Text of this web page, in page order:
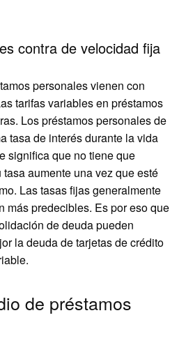
contra de velocidad fija
personales vienen con
tarifas variables en préstamos
Los préstamos personales de
tasa de interés durante la vida
significa que no tiene que
aumente una vez que esté
Las tasas fijas generalmente
más predecibles. Es por eso que
de deuda pueden
la deuda de tarjetas de crédito
de préstamos